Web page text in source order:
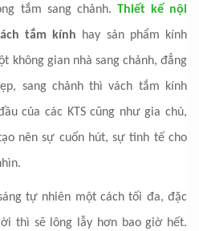
tắm sang chảnh. Thiết kế nội
tắm kính hay sản phẩm kính
không gian nhà sang chảnh, đẳng
sang chảnh thì vách tắm kính
của các KTS cũng như gia chủ,
nên sự cuốn hút, sự tinh tế cho
tự nhiên một cách tối đa, đặc
thì sẽ lông lẫy hơn bao giờ hết.